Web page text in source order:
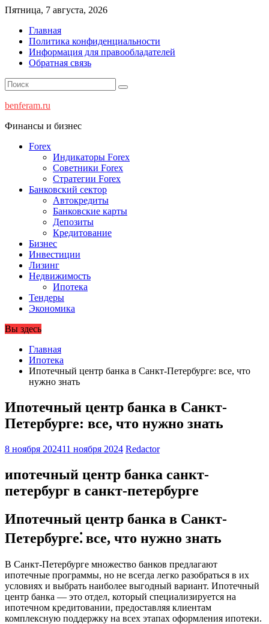
Перейти
содержимому
Пятница, 7 августа, 2026
Главная
Политика конфиденциальности
Информация для правообладателей
Обратная связь
benferam.ru
Финансы и бизнес
Forex
Индикаторы Forex
Советники Forex
Стратегии Forex
Банковский сектор
Автокредиты
Банковские карты
Депозиты
Кредитование
Бизнес
Инвестиции
Лизинг
Недвижимость
Ипотека
Тендеры
Экономика
Вы здесь
Главная
Ипотека
Ипотечный центр банка в Санкт-Петербурге: все, что
нужно знать
Ипотечный центр банка в Санкт-
Петербурге: все, что нужно знать
8 ноября 202411 ноября 2024 Redactor
ипотечный центр банка санкт-
петербург в санкт-петербурге
Ипотечный центр банка в Санкт-
Петербурге⁚ все, что нужно знать
В Санкт-Петербурге множество банков предлагают
ипотечные программы, но не всегда легко разобраться в их
условиях и выбрать наиболее выгодный вариант. Ипотечный
центр банка ― это отдел, который специализируется на
ипотечном кредитовании, предоставляя клиентам
комплексную поддержку на всех этапах оформления ипотеки.